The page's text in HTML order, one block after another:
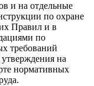
и на отдельные
по охране
Правил и в
по
требований
на
нормативных